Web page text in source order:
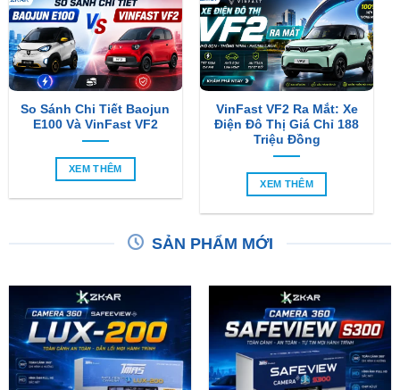
So Sánh Chi Tiết Baojun
E100 Và VinFast VF2
XEM THÊM
VinFast VF2 Ra Mắt: Xe
Điện Đô Thị Giá Chỉ 188
Triệu Đồng
XEM THÊM
SẢN PHẨM MỚI